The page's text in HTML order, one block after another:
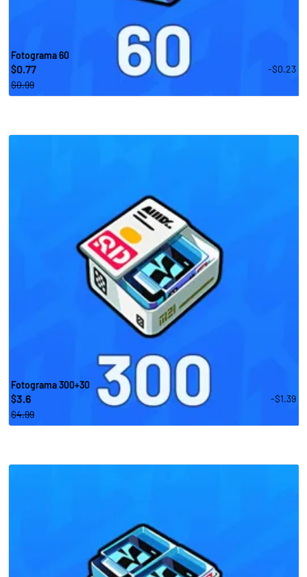
Fotograma 60
$0.77
-$0.23
$0.99
Fotograma 300+30
$3.6
-$1.39
$4.99